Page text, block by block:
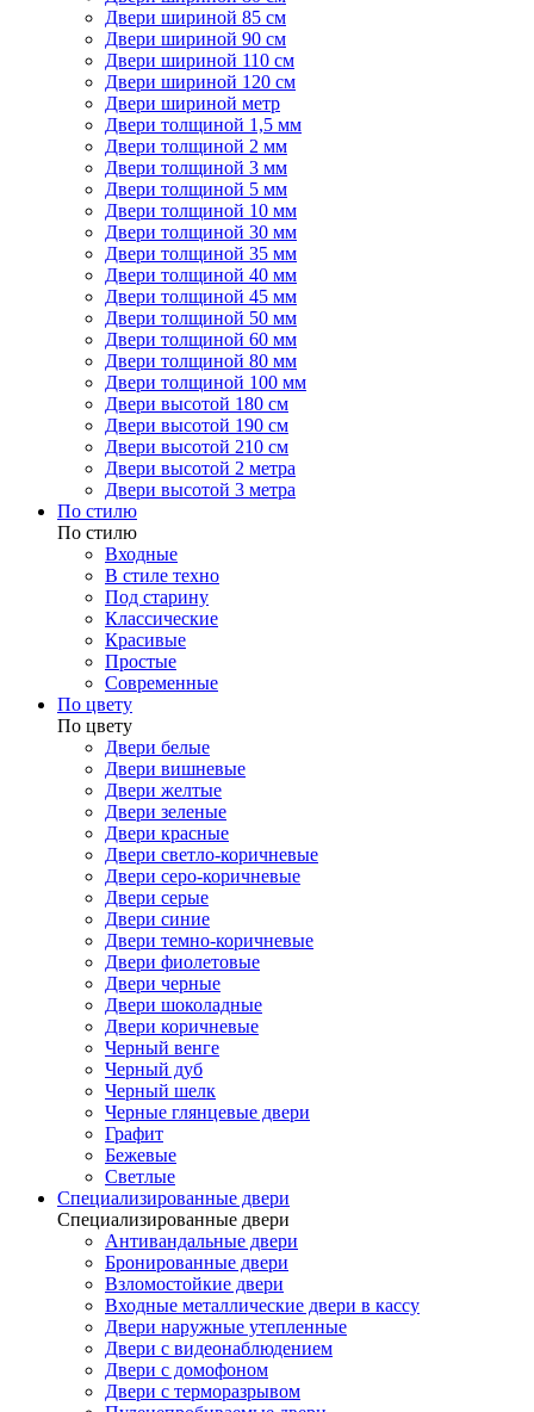
Двери шириной 85 см
Двери шириной 90 см
Двери шириной 110 см
Двери шириной 120 см
Двери шириной метр
Двери толщиной 1,5 мм
Двери толщиной 2 мм
Двери толщиной 3 мм
Двери толщиной 5 мм
Двери толщиной 10 мм
Двери толщиной 30 мм
Двери толщиной 35 мм
Двери толщиной 40 мм
Двери толщиной 45 мм
Двери толщиной 50 мм
Двери толщиной 60 мм
Двери толщиной 80 мм
Двери толщиной 100 мм
Двери высотой 180 см
Двери высотой 190 см
Двери высотой 210 см
Двери высотой 2 метра
Двери высотой 3 метра
По стилю
По стилю
Входные
В стиле техно
Под старину
Классические
Красивые
Простые
Современные
По цвету
По цвету
Двери белые
Двери вишневые
Двери желтые
Двери зеленые
Двери красные
Двери светло-коричневые
Двери серо-коричневые
Двери серые
Двери синие
Двери темно-коричневые
Двери фиолетовые
Двери черные
Двери шоколадные
Двери коричневые
Черный венге
Черный дуб
Черный шелк
Черные глянцевые двери
Графит
Бежевые
Светлые
Специализированные двери
Специализированные двери
Антивандальные двери
Бронированные двери
Взломостойкие двери
Входные металлические двери в кассу
Двери наружные утепленные
Двери с видеонаблюдением
Двери с домофоном
Двери с терморазрывом